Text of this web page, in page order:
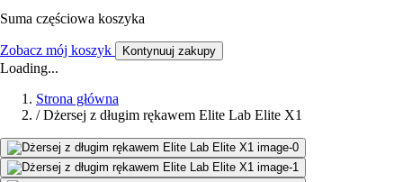
Suma częściowa koszyka
Zobacz mój koszyk Kontynuuj zakupy
Loading...
Strona główna
/ Dżersej z długim rękawem Elite Lab Elite X1